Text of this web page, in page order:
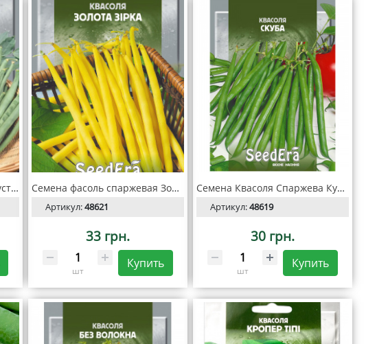
Семена фасоль Спаржева кустовая Ольга 20 г, Seedera Семена фасоль спаржевая Золотой нектар 20 г. Seedera
Артикул:48621
33 грн.
шт
Купить
Семена Квасоля Спаржева Кущова Скуба 20г, Seedera
Артикул:48619
30 грн.
шт
Купить